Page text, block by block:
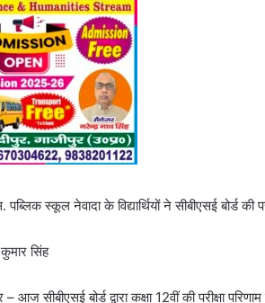
स्कूल नेवादा के विद्यार्थियों ने सीबीएसई बोर्ड
सिंह
– आज सीबीएसई बोर्ड द्वारा कक्षा 12वीं की परीक्षा